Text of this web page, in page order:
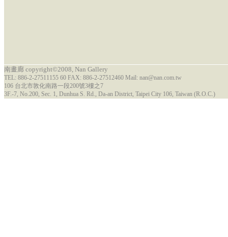
南畫廊 copyright©2008, Nan Gallery
TEL: 886-2-27511155 60 FAX: 886-2-27512460 Mail: nan@nan.com.tw
106 台北市敦化南路一段200號3樓之7
3F.-7, No.200, Sec. 1, Dunhua S. Rd., Da-an District, Taipei City 106, Taiwan (R.O.C.)